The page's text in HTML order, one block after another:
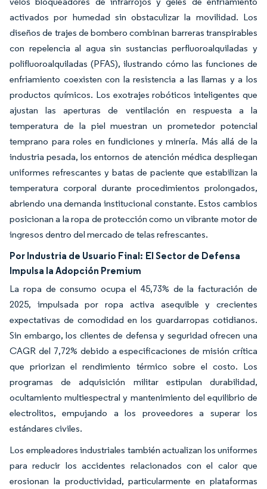
activados por humedad sin obstaculizar la movilidad. Los
diseños de trajes de bombero combinan barreras transpirables
con repelencia al agua sin sustancias perfluoroalquiladas y
polifluoroalquiladas (PFAS), ilustrando cómo las funciones de
enfriamiento coexisten con la resistencia a las llamas y a los
productos químicos. Los exotrajes robóticos inteligentes que
ajustan las aperturas de ventilación en respuesta a la
temperatura de la piel muestran un prometedor potencial
temprano para roles en fundiciones y minería. Más allá de la
industria pesada, los entornos de atención médica despliegan
uniformes refrescantes y batas de paciente que estabilizan la
temperatura corporal durante procedimientos prolongados,
abriendo una demanda institucional constante. Estos cambios
posicionan a la ropa de protección como un vibrante motor de
ingresos dentro del mercado de telas refrescantes.
Por Industria de Usuario Final: El Sector de Defensa
Impulsa la Adopción Premium
La ropa de consumo ocupa el 45,73% de la facturación de
2025, impulsada por ropa activa asequible y crecientes
expectativas de comodidad en los guardarropas cotidianos.
Sin embargo, los clientes de defensa y seguridad ofrecen una
CAGR del 7,72% debido a especificaciones de misión crítica
que priorizan el rendimiento térmico sobre el costo. Los
programas de adquisición militar estipulan durabilidad,
ocultamiento multiespectral y mantenimiento del equilibrio de
electrolitos, empujando a los proveedores a superar los
estándares civiles.
Los empleadores industriales también actualizan los uniformes
para reducir los accidentes relacionados con el calor que
erosionan la productividad, particularmente en plataformas